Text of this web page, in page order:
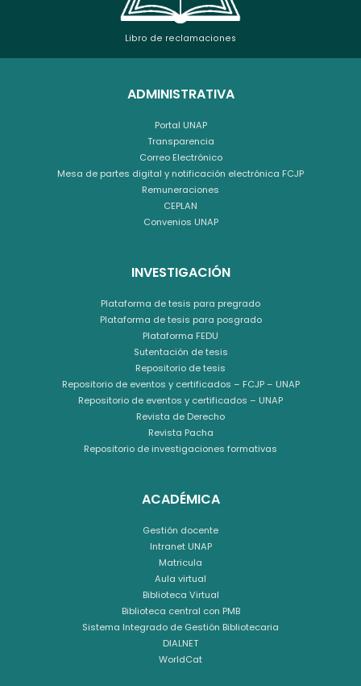
Libro de reclamaciones
ADMINISTRATIVA
Portal UNAP
Transparencia
Correo Electrónico
Mesa de partes digital y notificación electrónica FCJP
Remuneraciones
CEPLAN
Convenios UNAP
INVESTIGACIÓN
Plataforma de tesis para pregrado
Plataforma de tesis para posgrado
Plataforma FEDU
Sutentación de tesis
Repositorio de tesis
Repositorio de eventos y certificados – FCJP – UNAP
Repositorio de eventos y certificados – UNAP
Revista de Derecho
Revista Pacha
Repositorio de investigaciones formativas
ACADÉMICA
Gestión docente
Intranet UNAP
Matricula
Aula virtual
Biblioteca Virtual
Biblioteca central con PMB
Sistema Integrado de Gestión Bibliotecaria
DIALNET
WorldCat